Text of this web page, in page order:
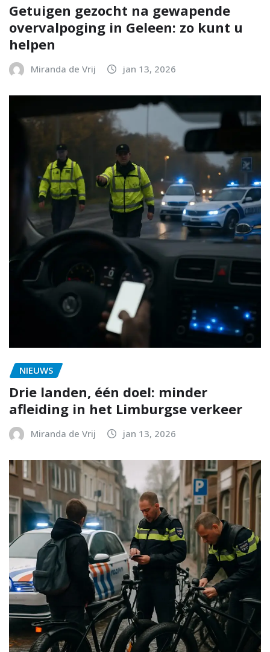
Getuigen gezocht na gewapende
overvalpoging in Geleen: zo kunt u
helpen
Miranda de Vrij jan 13, 2026
NIEUWS
Drie landen, één doel: minder
afleiding in het Limburgse verkeer
Miranda de Vrij jan 13, 2026